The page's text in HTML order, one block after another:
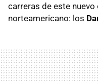
carreras de este
norteamericano: los